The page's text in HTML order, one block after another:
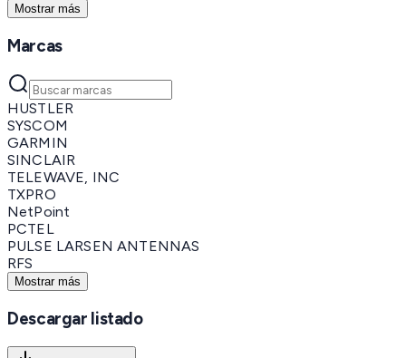
Mostrar más
Marcas
HUSTLER
SYSCOM
GARMIN
SINCLAIR
TELEWAVE, INC
TXPRO
NetPoint
PCTEL
PULSE LARSEN ANTENNAS
RFS
Mostrar más
Descargar listado